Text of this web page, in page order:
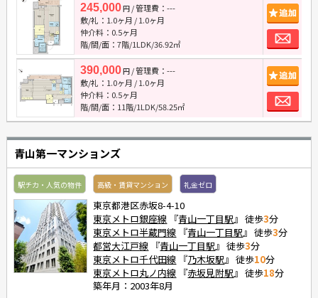
245,000円/ 管理費：---
敷/礼： 1.0ヶ月 /1.0ヶ月
仲介料： 0.5ヶ月
階/間/面：7階/1LDK/36.92㎡
追
お
390,000円/ 管理費：---
敷/礼： 1.0ヶ月 /1.0ヶ月
仲介料： 0.5ヶ月
階/間/面：11階/1LDK/58.25㎡
追
お
青山第一マンションズ
駅チカ・人気の物件 高級・賃貸マンション 礼金ゼロ
東京都港区赤坂8-4-10
東京メトロ銀座線 『青山一丁目駅 』 徒歩3分
東京メトロ半蔵門線 『青山一丁目駅 』 徒歩3分
都営大江戸線 『青山一丁目駅 』 徒歩3分
東京メトロ千代田線 『乃木坂駅 』 徒歩10分
東京メトロ丸ノ内線 『赤坂見附駅 』 徒歩18分
築年月：2003年8月